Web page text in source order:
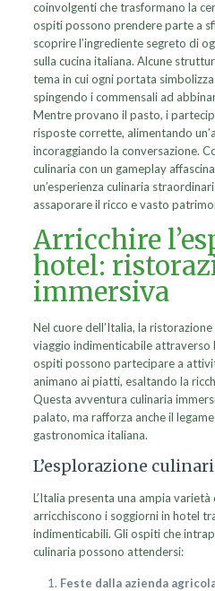
coinvolgenti che trasformano la
ospiti possono prendere parte a
scoprire l’ingrediente segreto di
sulla cucina italiana. Alcune
tema in cui ogni portata
spingendo i commensali ad
Mentre provano il pasto, i
risposte corrette, alimentando
incoraggiando la conversazione.
culinaria con un gameplay
un’esperienza culinaria
assaporare il ricco e vasto
Arricchire
hotel:
immersiva
Nel cuore dell’Italia, la
viaggio indimenticabile attraverso
ospiti possono partecipare a
animano ai piatti, esaltando la
Questa avventura culinaria
palato, ma rafforza anche il
gastronomica italiana.
L’esplorazione
L’Italia presenta una ampia
arricchiscono i soggiorni in hotel
indimenticabili. Gli ospiti che
culinaria possono attendersi:
Feste dalla azienda